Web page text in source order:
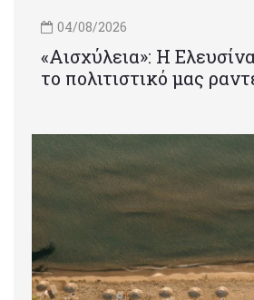
04/08/2026
«Αισχύλεια»: Η
το πολιτιστικό μας